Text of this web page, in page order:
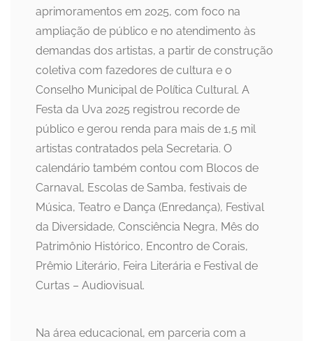
aprimoramentos em 2025, com foco na
ampliação de público e no atendimento às
demandas dos artistas, a partir de construção
coletiva com fazedores de cultura e o
Conselho Municipal de Política Cultural. A
Festa da Uva 2025 registrou recorde de
público e gerou renda para mais de 1,5 mil
artistas contratados pela Secretaria. O
calendário também contou com Blocos de
Carnaval, Escolas de Samba, festivais de
Música, Teatro e Dança (Enredança), Festival
da Diversidade, Consciência Negra, Mês do
Patrimônio Histórico, Encontro de Corais,
Prêmio Literário, Feira Literária e Festival de
Curtas – Audiovisual.
Na área educacional, em parceria com a